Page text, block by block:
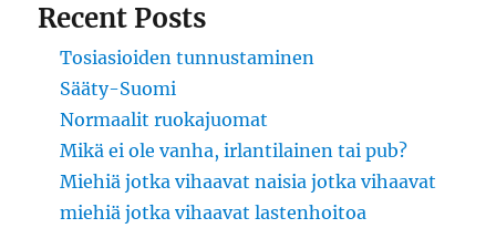
Recent Posts
Tosiasioiden tunnustaminen
Sääty-Suomi
Normaalit ruokajuomat
Mikä ei ole vanha, irlantilainen tai pub?
Miehiä jotka vihaavat naisia jotka vihaavat
miehiä jotka vihaavat lastenhoitoa